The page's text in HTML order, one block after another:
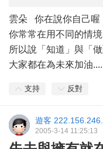
雲朵 你在說你自己喔
你常常在用不同的情境
所以說「知道」與「
大家都在為未來加油
支持 反對
遊客
2005-3-14 11:25:13